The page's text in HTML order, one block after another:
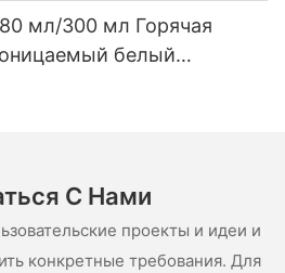
мл/300 мл Горячая
белый
С Нами
проекты и идеи и
конкретные требования. Для